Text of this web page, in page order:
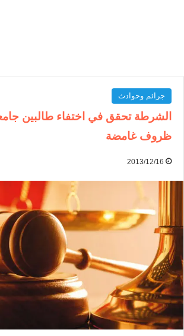
جرائم وحوادث
الشرطة تحقق في اختفاء طالبين
ظروف غامضة
2013/12/16